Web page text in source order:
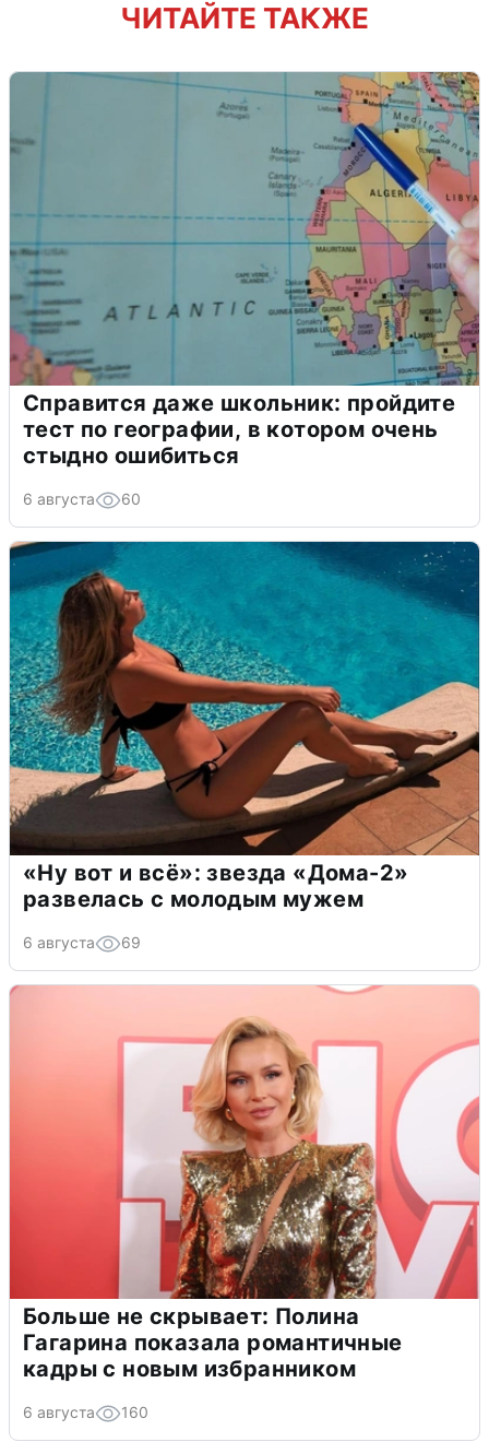
ЧИТАЙТЕ ТАКЖЕ
Справится даже школьник: пройдите
тест по географии, в котором очень
стыдно ошибиться
6 августа 60
«Ну вот и всё»: звезда «Дома-2»
развелась с молодым мужем
6 августа 69
Больше не скрывает: Полина
Гагарина показала романтичные
кадры с новым избранником
6 августа 160